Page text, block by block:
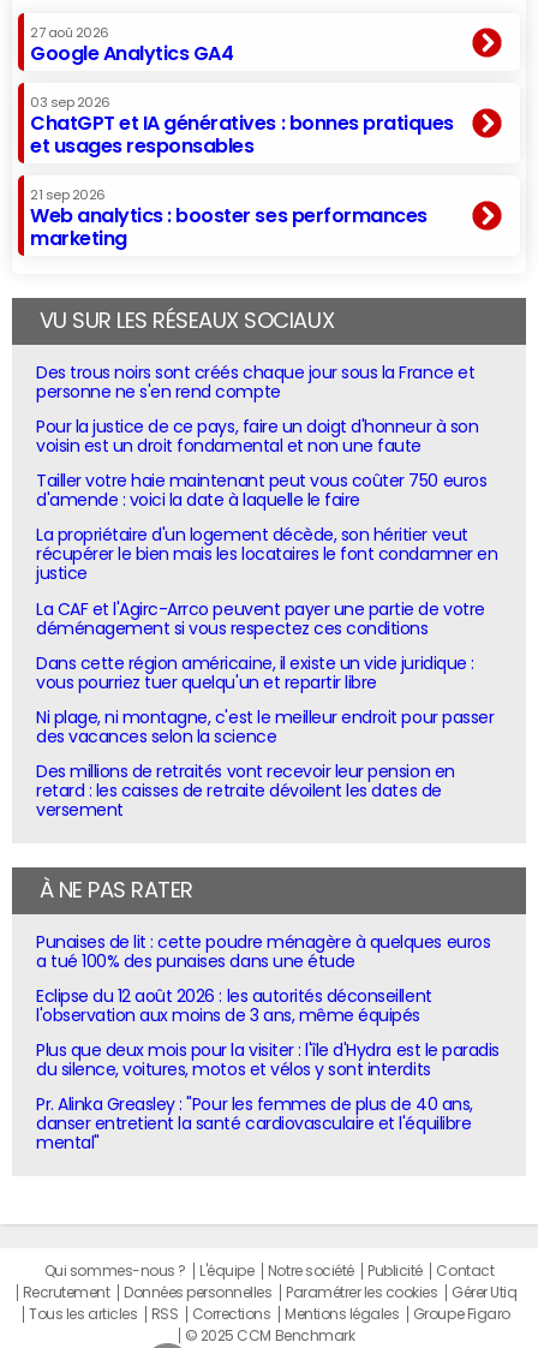
27 aoû 2026
Google Analytics GA4
03 sep 2026
ChatGPT et IA génératives : bonnes pratiques
et usages responsables
21 sep 2026
Web analytics : booster ses performances
marketing
VU SUR LES RÉSEAUX SOCIAUX
Des trous noirs sont créés chaque jour sous la France et
personne ne s'en rend compte
Pour la justice de ce pays, faire un doigt d'honneur à son
voisin est un droit fondamental et non une faute
Tailler votre haie maintenant peut vous coûter 750 euros
d'amende : voici la date à laquelle le faire
La propriétaire d'un logement décède, son héritier veut
récupérer le bien mais les locataires le font condamner en
justice
La CAF et l'Agirc-Arrco peuvent payer une partie de votre
déménagement si vous respectez ces conditions
Dans cette région américaine, il existe un vide juridique :
vous pourriez tuer quelqu'un et repartir libre
Ni plage, ni montagne, c'est le meilleur endroit pour passer
des vacances selon la science
Des millions de retraités vont recevoir leur pension en
retard : les caisses de retraite dévoilent les dates de
versement
À NE PAS RATER
Punaises de lit : cette poudre ménagère à quelques euros
a tué 100% des punaises dans une étude
Eclipse du 12 août 2026 : les autorités déconseillent
l'observation aux moins de 3 ans, même équipés
Plus que deux mois pour la visiter : l'île d'Hydra est le paradis
du silence, voitures, motos et vélos y sont interdits
Pr. Alinka Greasley : "Pour les femmes de plus de 40 ans,
danser entretient la santé cardiovasculaire et l'équilibre
mental"
Qui sommes-nous ? L'équipe Notre société Publicité
Contact
Recrutement
Données personnelles Paramétrer les cookies
Gérer Utiq
Tous les articles
RSS Corrections Mentions légales
Groupe Figaro
© 2025 CCM Benchmark